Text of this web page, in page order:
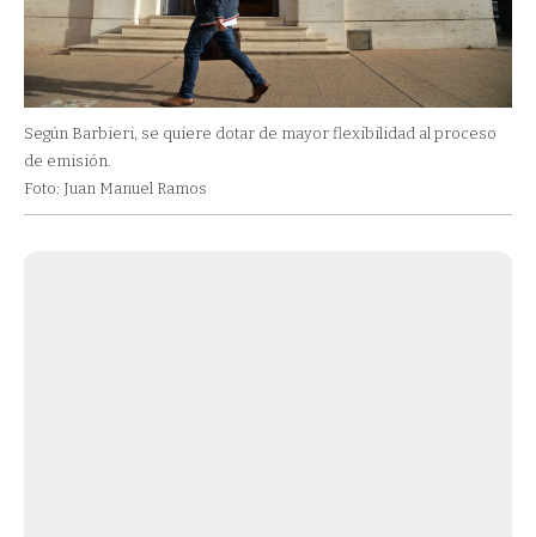
Según Barbieri, se quiere dotar de mayor flexibilidad al proceso
de emisión.
Foto: Juan Manuel Ramos